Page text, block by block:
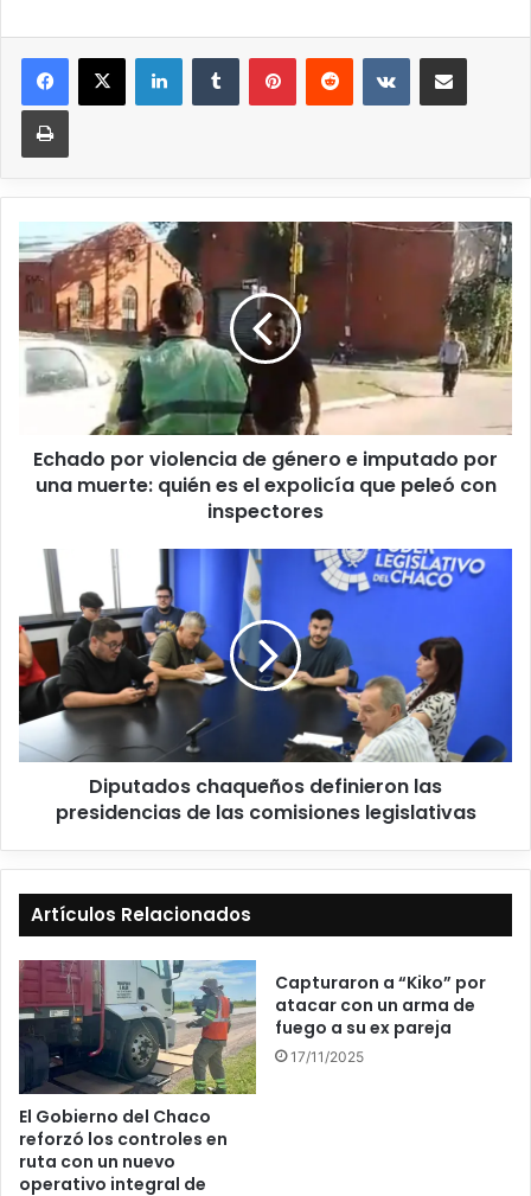
Echado por violencia de género e imputado por
una muerte: quién es el expolicía que peleó con
inspectores
Diputados chaqueños definieron las
presidencias de las comisiones legislativas
Artículos Relacionados
El Gobierno del Chaco
reforzó los controles en
ruta con un nuevo
operativo integral de
Capturaron a “Kiko” por
atacar con un arma de
fuego a su ex pareja
17/11/2025